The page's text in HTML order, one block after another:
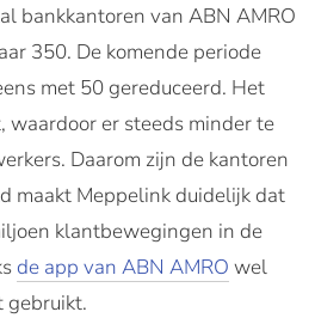
bankkantoren van ABN AMRO
350. De komende periode
met 50 gereduceerd. Het
er steeds minder te
Daarom zijn de kantoren
maakt Meppelink duidelijk dat
klantbewegingen in de
de app van ABN AMRO wel
gebruikt.